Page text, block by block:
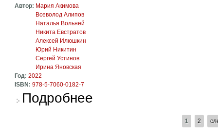
Автор: Мария Акимова
Всеволод Алипов
Наталья Вольней
Никита Евстратов
Алексей Илюшкин
Юрий Никитин
Сергей Устинов
Ирина Яновская
Год: 2022
ISBN: 978-5-7060-0182-7
Подробнее
1 2